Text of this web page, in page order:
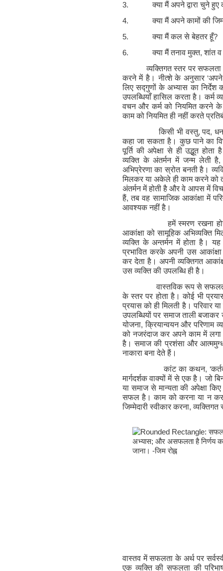
3.
क्या मैं अपने द्वारा चुने
4.
क्या मैं अपने कामों की
5.
क्या मैं कल से बेहतर हूँ?
6.
क्या मैं तनाव मुक्त,शांत
व्यक्तिगत स्तर पर
करने में है। नीत्शे के अनुसार ‘अपने
लिए सद्गुणों के अभ्यास का निर्देश
उपलब्धियाँ हासिल करता है। कर्म
वचन और कर्म को नियमित करने के
काम को नियमित ही नहीं करते
किसी भी वस्तु,पद,
कहा जा सकता है। कुछ पाने का
पूर्ति की अपेक्षा से ही उद्भूत होता
व्यक्ति के अंतर्मन में जन्म लेती है
अभिप्रेरणा का स्रोत बनती है।
मिलकर या अकेले ही काम करने को
अंतर्मन में होती है और वे आपस में
हैं,तब वह सामाजिक आकांक्षा में
आवश्यक नहीं है।
हमें स्मरण रखना
आकांक्षा को सामूहिक अभिव्यक्ति
व्यक्ति के अन्तर्मन में होता है।
प्रभावित करके अपनी उस आकांक्षा
कर देता है। अपनी व्यक्तिगत
उस व्यक्ति की उपलब्धि ही है।
वास्तविक रूप से
के स्तर पर होता है। कोई भी
प्रयास को ही मिलती है। परिवार
उपलब्धियों पर समाज ताली
योजना,क्रियान्वयन और परिणाम
को नजरंदाज कर अपने काम में लगा
है। समाज की प्रशंसा और
नाकारा बना देते हैं।
कांट का कथन, ‘
मार्गदर्शक वाक्यों में से एक है। जो
या समाज से मान्यता की अपेक्षा
सफल है। काम को करना या न
जिम्मेदारी स्वीकार करना,
वास्तव में सफलता के अर्थ पर
एक व्यक्ति की सफलता की